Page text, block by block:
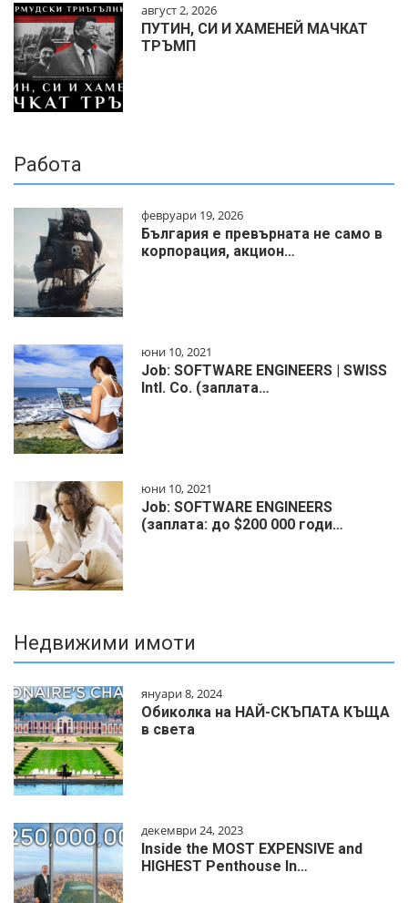
август 2, 2026
ПУТИН, СИ И ХАМЕНЕЙ МАЧКАТ
ТРЪМП
Работа
февруари 19, 2026
България е превърната не само в
корпорация, акцион…
юни 10, 2021
Job: SOFTWARE ENGINEERS | SWISS
Intl. Co. (заплата…
юни 10, 2021
Job: SOFTWARE ENGINEERS
(заплата: до $200 000 годи…
Недвижими имоти
януари 8, 2024
Обиколка на НАЙ-СКЪПАТА КЪЩА
в света
декември 24, 2023
Inside the MOST EXPENSIVE and
HIGHEST Penthouse In…